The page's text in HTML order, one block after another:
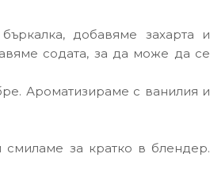
добавяме захарта и
содата, за да може да се
Ароматизираме с ванилия и
за кратко в блендер.